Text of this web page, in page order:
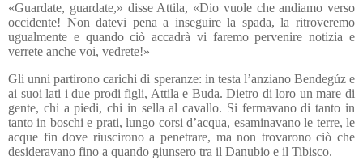
«Guardate, guardate,» disse Attila, «Dio vuole che andiamo verso
occidente! Non datevi pena a inseguire la spada, la ritroveremo
ugualmente e quando ciò accadrà vi faremo pervenire notizia e
verrete anche voi, vedrete!»
Gli unni partirono carichi di speranze: in testa l’anziano Bendegúz e
ai suoi lati i due prodi figli, Attila e Buda. Dietro di loro un mare di
gente, chi a piedi, chi in sella al cavallo. Si fermavano di tanto in
tanto in boschi e prati, lungo corsi d’acqua, esaminavano le terre, le
acque fin dove riuscirono a penetrare, ma non trovarono ciò che
desideravano fino a quando giunsero tra il Danubio e il Tibisco.